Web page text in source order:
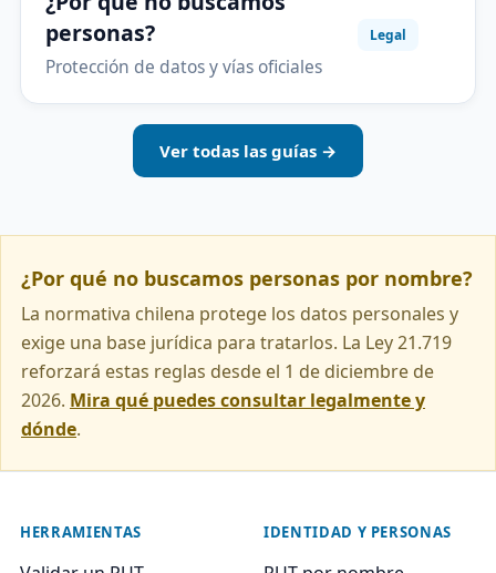
personas?
Protección de datos y vías oficiales
Legal
Ver todas las guías →
¿Por qué no buscamos personas por nombre?
La normativa chilena protege los datos personales y
exige una base jurídica para tratarlos. La Ley 21.719
reforzará estas reglas desde el 1 de diciembre de
2026. Mira qué puedes consultar legalmente y
dónde.
HERRAMIENTAS IDENTIDAD Y PERSONAS